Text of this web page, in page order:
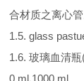
合材质之离心管
1.5. glass
1.6. 玻璃血清
0 ml,1000 ml